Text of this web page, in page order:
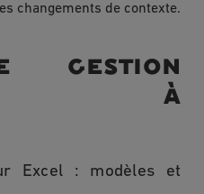
changements de contexte.
gestion
à
Excel : modèles et